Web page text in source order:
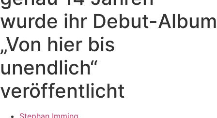
wurde ihr Debut-Album
„Von hier bis
unendlich“
veröffentlicht
Stephan Imming